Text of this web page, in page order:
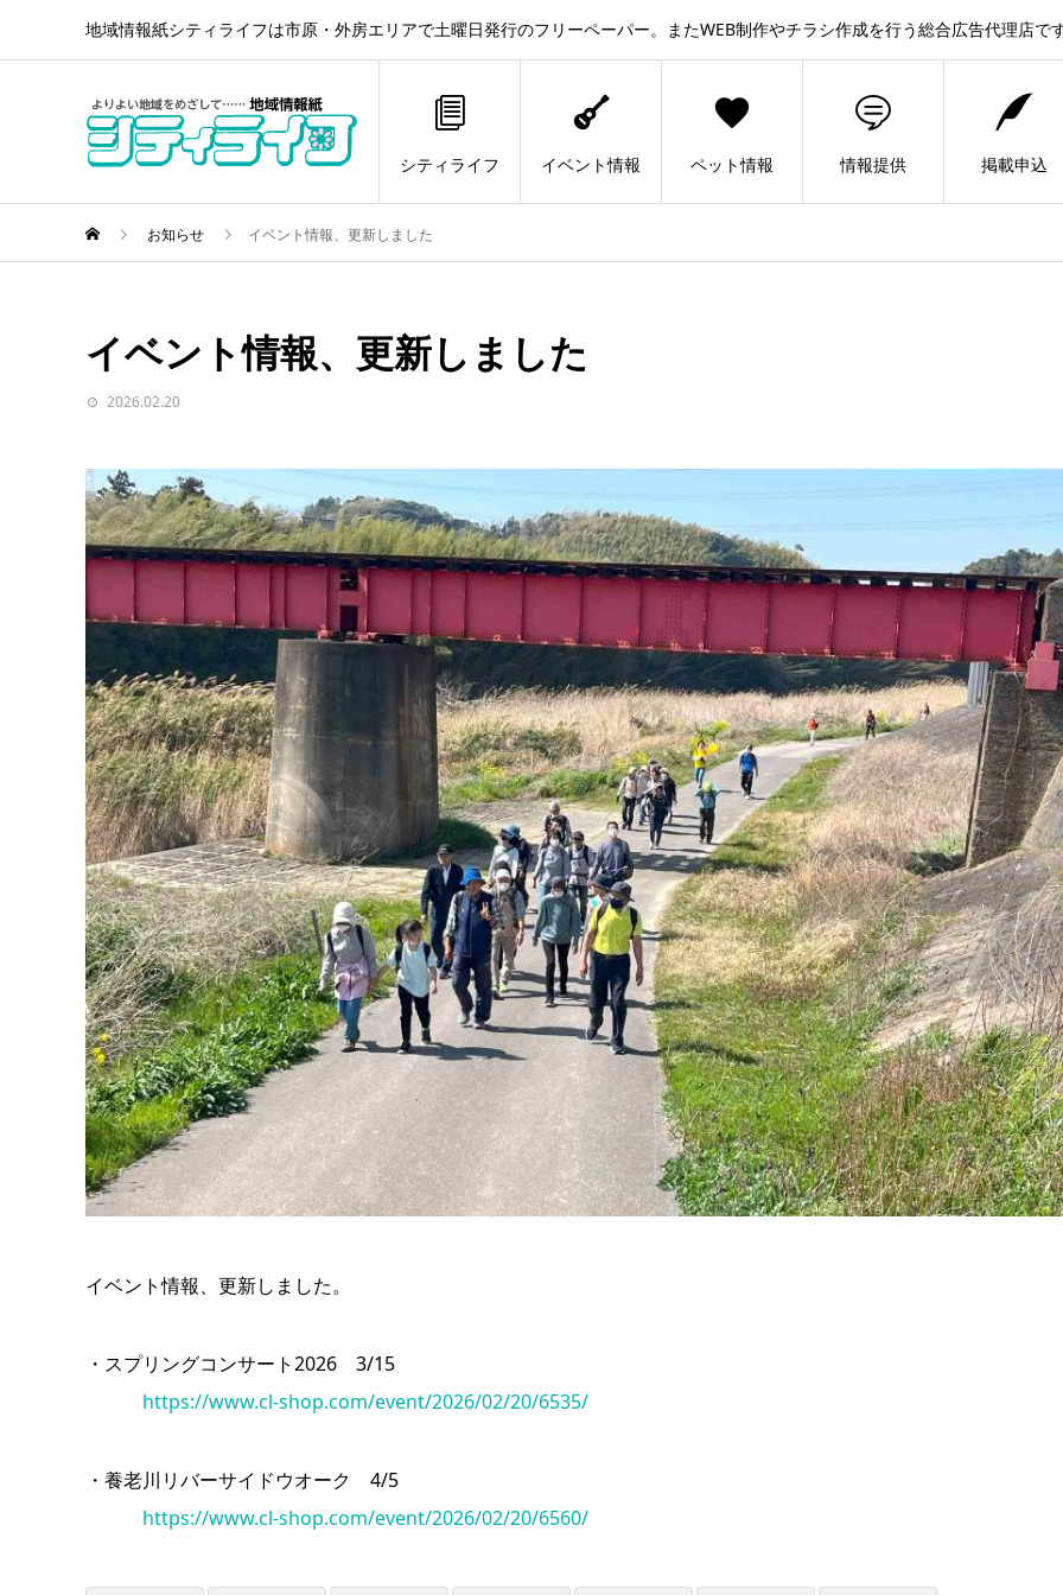
地域情報紙シティライフは市原・外房エリアで土曜日発行のフリーペーパー。またWEB制作やチラシ作成を行う総合広告代理店で
シティライフ イベント情報 ペット情報 情報提供 掲載申込
お知らせ イベント情報、更新しました
イベント情報、更新しました
2026.02.20
イベント情報、更新しました。
・スプリングコンサート2026 3/15
https://www.cl-shop.com/event/2026/02/20/6535/
・養老川リバーサイドウオーク 4/5
https://www.cl-shop.com/event/2026/02/20/6560/